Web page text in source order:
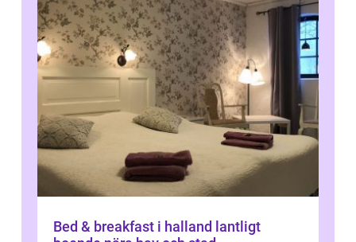
Bed & breakfast i halland lantligt